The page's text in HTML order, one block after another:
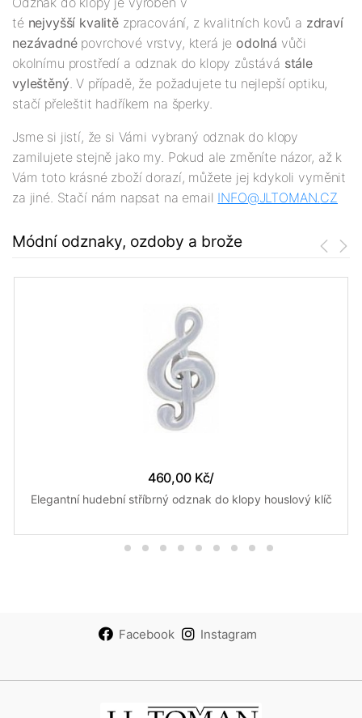
té nejvyšší kvalitě zpracování, z kvalitních kovů a zdraví
nezávadnépovrchové vrstvy, která je odolná vůči
okolnímu prostředí a odznak do klopy zůstává stále
vyleštěný. V případě, že požadujete tu nejlepší optiku,
stačí přeleštit hadříkem na šperky.
Jsme si jistí, že si Vámi vybraný odznak do klopy
zamilujete stejně jako my. Pokud ale změníte názor, až k
Vám toto krásné zboží dorazí, můžete jej kdykoli vyměnit
za jiné. Stačí nám napsat na email INFO@JLTOMAN. CZ
Módní odznaky, ozdoby a brože
460,00 Kč/
Elegantní hudební stříbrný odznak do klopy houslový klíč
Facebook Instagram